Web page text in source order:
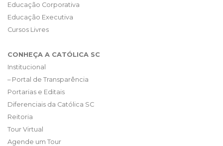
Educação Corporativa
Educação Executiva
Cursos Livres
CONHEÇA A CATÓLICA SC
Institucional
– Portal de Transparência
Portarias e Editais
Diferenciais da Católica SC
Reitoria
Tour Virtual
Agende um Tour